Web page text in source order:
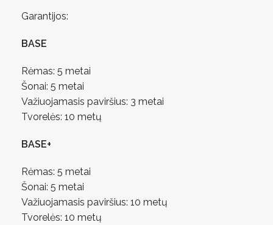
Garantijos:
BASE
Rėmas: 5 metai
Šonai: 5 metai
Važiuojamasis paviršius: 3 metai
Tvorelės: 10 metų
BASE+
Rėmas: 5 metai
Šonai: 5 metai
Važiuojamasis paviršius: 10 metų
Tvorelės: 10 metų